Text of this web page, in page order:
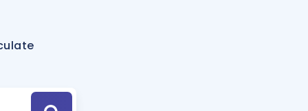
Hesaplama Aracı
için Öneriler
Tek Takvimde
Hoca ile seni sınava hazırlayacak onlarca eğitim seni bekliyor!